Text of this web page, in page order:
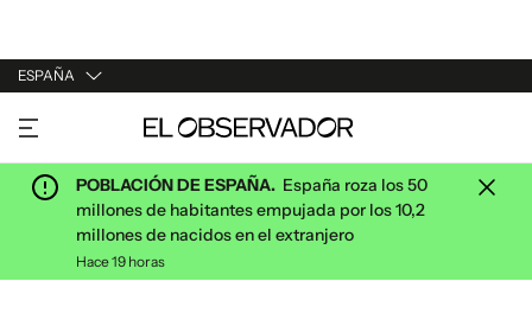
ESPAÑA
URUGUAY
ARGENTINA
ESPAÑA
ESTADOS UNIDOS
POBLACIÓN DE ESPAÑA. España roza los 50
millones de habitantes empujada por los 10,2
millones de nacidos en el extranjero
Hace 19 horas